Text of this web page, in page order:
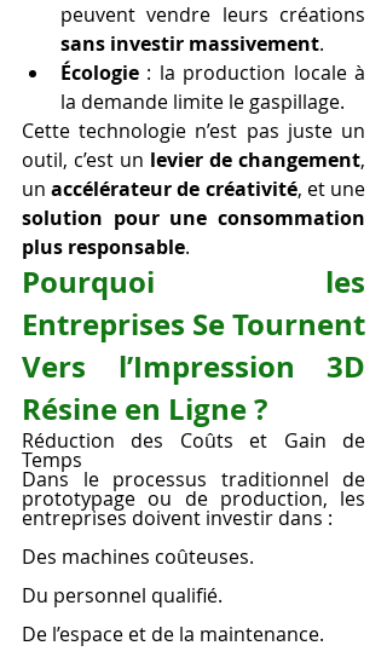
sans investir massivement.
Écologie : la production locale à
la demande limite le gaspillage.
Cette technologie n’est pas juste un
outil, c’est un levier de changement,
un accélérateur de créativité
solution pour une consommation
plus responsable.
Pourquoi les
Entreprises Se Tournent
Vers l’Impression 3D
Résine en Ligne ?
Réduction des Coûts et Gain de
Temps
Dans le processus traditionnel de
prototypage ou de production, les
entreprises doivent investir dans :
Des machines coûteuses.
Du personnel qualifié.
De l’espace et de la maintenance.